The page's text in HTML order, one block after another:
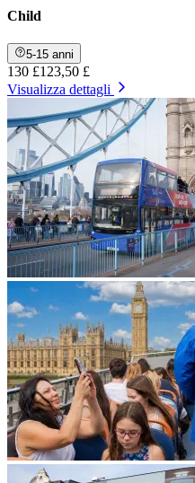
Child
5-15 anni
130 £123,50 £
Visualizza dettagli